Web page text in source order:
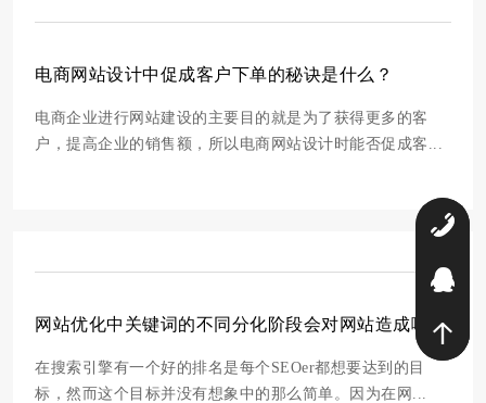
电商网站设计中促成客户下单的秘诀是什么？
电商企业进行网站建设的主要目的就是为了获得更多的客
户，提高企业的销售额，所以电商网站设计时能否促成客...
网站优化中关键词的不同分化阶段会对网站造成哪些影响
在搜索引擎有一个好的排名是每个SEOer都想要达到的目
标，然而这个目标并没有想象中的那么简单。因为在网...